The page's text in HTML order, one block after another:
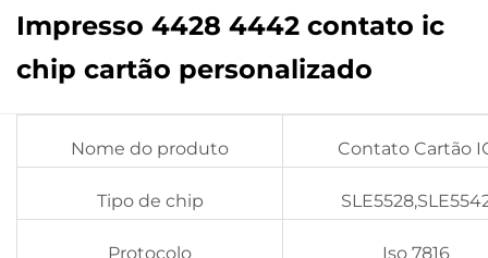
Impresso 4428 4442 contato ic
chip cartão personalizado
Nome do produto Contato Cartão
Tipo de chip
Protocolo Iso 7816